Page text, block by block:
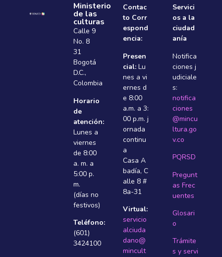
Ministerio
de las
culturas
Calle 9
No. 8
31
Bogotá
D.C.,
Colombia
Horario
de
atención:
Lunes a
viernes
de 8:00
a. m. a
5:00 p.
m.
(días no
festivos)
Teléfono:
(601)
3424100
Contac
to Corr
espond
encia:
Presen
cial: Lu
nes a vi
ernes d
e 8:00
a.m. a 3:
00 p.m. j
ornada
continu
a
Casa A
badí­a, C
alle 8 #
8a-31
Virtual:
servicio
alciuda
dano@
mincult
Servici
os a la
ciudad
anía
Notifica
ciones j
udiciale
s:
notifica
ciones
@mincu
ltura.go
v.co
PQRSD
Pregunt
as Frec
uentes
Glosari
o
Trámite
s y servi